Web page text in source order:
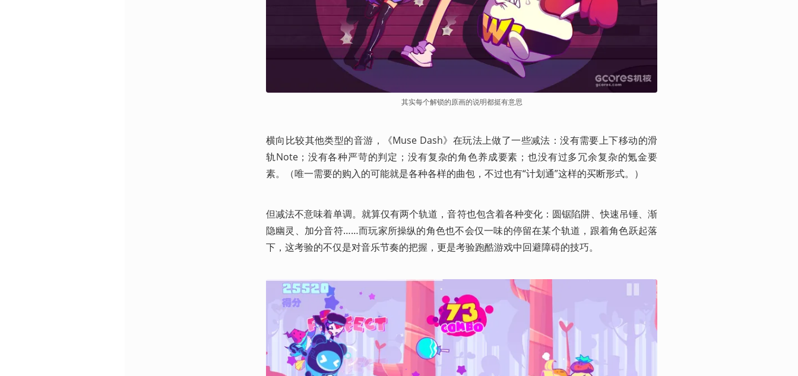
其实每个解锁的原画的说明都挺有意思
横向比较其他类型的音游，《Muse Dash》在玩法上做了一些减法：没有需要上下移动的滑
轨Note；没有各种严苛的判定；没有复杂的角色养成要素；也没有过多冗余复杂的氪金要
素。（唯一需要的购入的可能就是各种各样的曲包，不过也有“计划通”这样的买断形式。）
但减法不意味着单调。就算仅有两个轨道，音符也包含着各种变化：圆锯陷阱、快速吊锤、渐
隐幽灵、加分音符……而玩家所操纵的角色也不会仅一味的停留在某个轨道，跟着角色跃起落
下，这考验的不仅是对音乐节奏的把握，更是考验跑酷游戏中回避障碍的技巧。